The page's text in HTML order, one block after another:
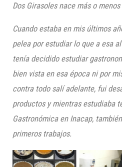
Dos Girasoles nace más o
Cuando estaba en mis últimos
pelea por estudiar lo que a esa
tenía decidido estudiar
bien vista en esa época ni por
contra todo salí adelante, fui
productos y mientras estudiaba t
Gastronómica en Inacap,
primeros trabajos.